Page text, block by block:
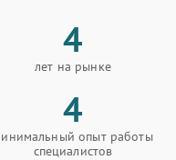
1490 рублей
4
лет на рынке
4
опыт работы
специалистов